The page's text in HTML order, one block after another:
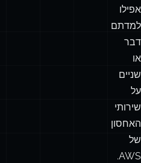
אפילו
למדתם
דבר
או
שניים
על
שירותי
האחסון
של
AWS.